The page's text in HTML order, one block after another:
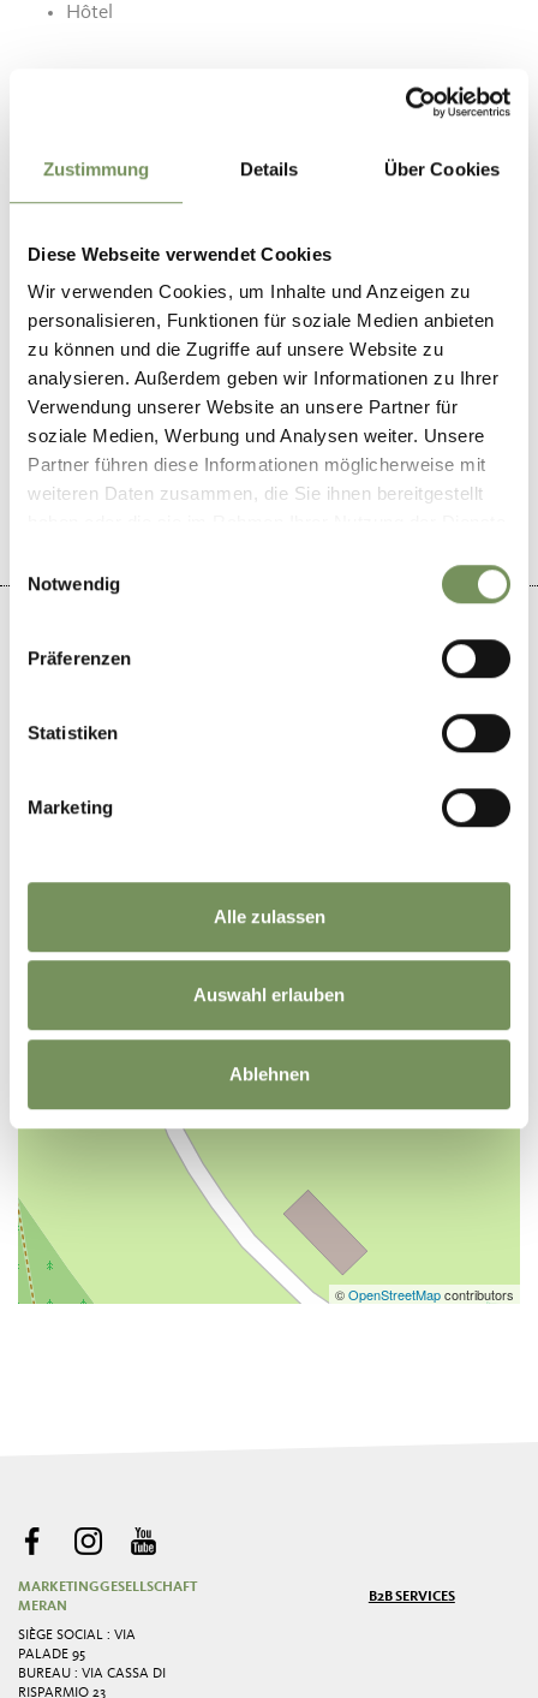
Zustimmung Details Über Cookies
Diese Webseite verwendet Cookies
Wir verwenden Cookies, um Inhalte und Anzeigen zu
personalisieren, Funktionen für soziale Medien anbieten
zu können und die Zugriffe auf unsere Website zu
analysieren. Außerdem geben wir Informationen zu Ihrer
Verwendung unserer Website an unsere Partner für
soziale Medien, Werbung und Analysen weiter. Unsere
Partner führen diese Informationen möglicherweise mit
weiteren Daten zusammen, die Sie ihnen bereitgestellt
Notwendig
Präferenzen
Statistiken
Marketing
Alle zulassen
Auswahl erlauben
Ablehnen
Hôtel
39040 Proves/Proveis
T+39 0463 530155
LE CONTENU VOUS A-T-IL ÉTÉ UTILE?
OUI NO
−
©OpenStreetMapcontributors
MARKETINGGESELLSCHAFT
MERAN
SIÈGE SOCIAL : VIA
PALADE 95
BUREAU : VIA CASSA DI
RISPARMIO 23
B2B SERVICES